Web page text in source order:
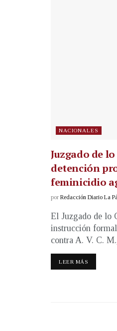
NACIONALES
Juzgado de
detención
feminicidio
por Redacción Diario La
El Juzgado de lo
instrucción
contra A. V. C.
LEER MÁS